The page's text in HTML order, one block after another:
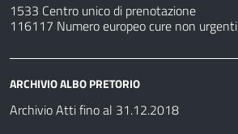
1533 Centro unico di prenotazione
116117 Numero europeo cure non urgenti
ARCHIVIO ALBO PRETORIO
Archivio Atti fino al 31.12.2018